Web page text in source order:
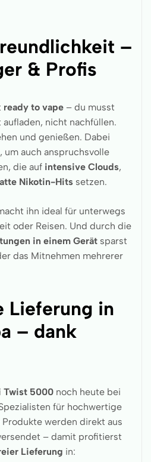
–
& Profis
ready to vape – du musst
nicht nachfüllen.
und genießen. Dabei
um auch anspruchsvolle
die auf intensive Clouds,
Nikotin-Hits setzen.
ihn ideal für unterwegs
oder Reisen. Und durch die
in einem Gerät sparst
das Mitnehmen mehrerer
Lieferung in
– dank
Twist 5000 noch heute bei
für hochwertige
Produkte werden direkt aus
– damit profitierst
Lieferung in: